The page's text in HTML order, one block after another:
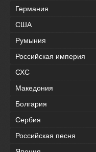
Германия
США
Румыния
Российская империя
СХС
Македония
Болгария
Сербия
Российская песня